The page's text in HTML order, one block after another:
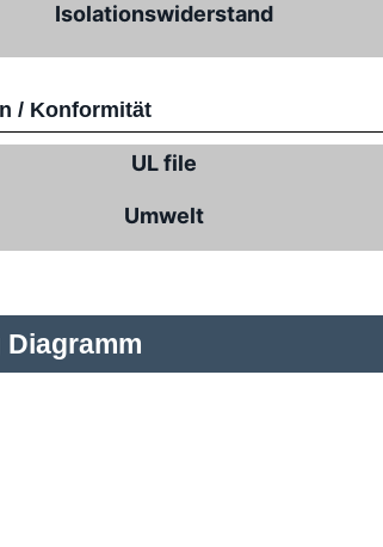
Isolationswiderstand
/ Konformität
UL file
Umwelt